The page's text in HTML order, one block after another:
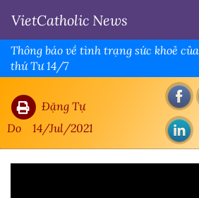
VietCatholic News
Thông báo về tình trạng sức khoẻ
thứ Tư 14/7
Đặng Tự
Do
14/Jul/2021